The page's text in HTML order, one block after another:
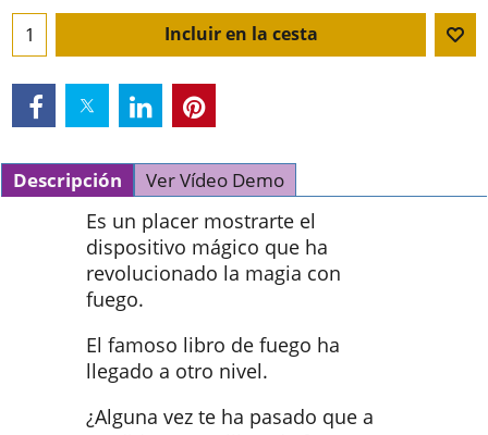
Incluir en la cesta
Descripción Ver Vídeo Demo
Es un placer mostrarte el
dispositivo mágico que ha
revolucionado la magia con
fuego.
El famoso libro de fuego ha
llegado a otro nivel.
¿Alguna vez te ha pasado que a